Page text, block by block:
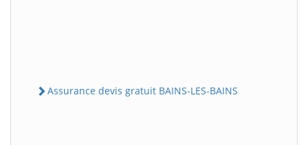
Assurance devis gratuit BAINS-LES-BAINS